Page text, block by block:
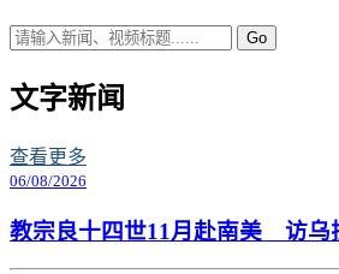
Go
文字新闻
查看更多
06/08/2026
教宗良十四世11月赴南美 访乌